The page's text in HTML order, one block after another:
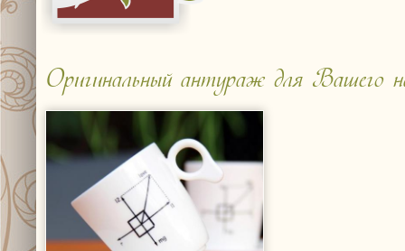
Оригинальный антураж для Вашего